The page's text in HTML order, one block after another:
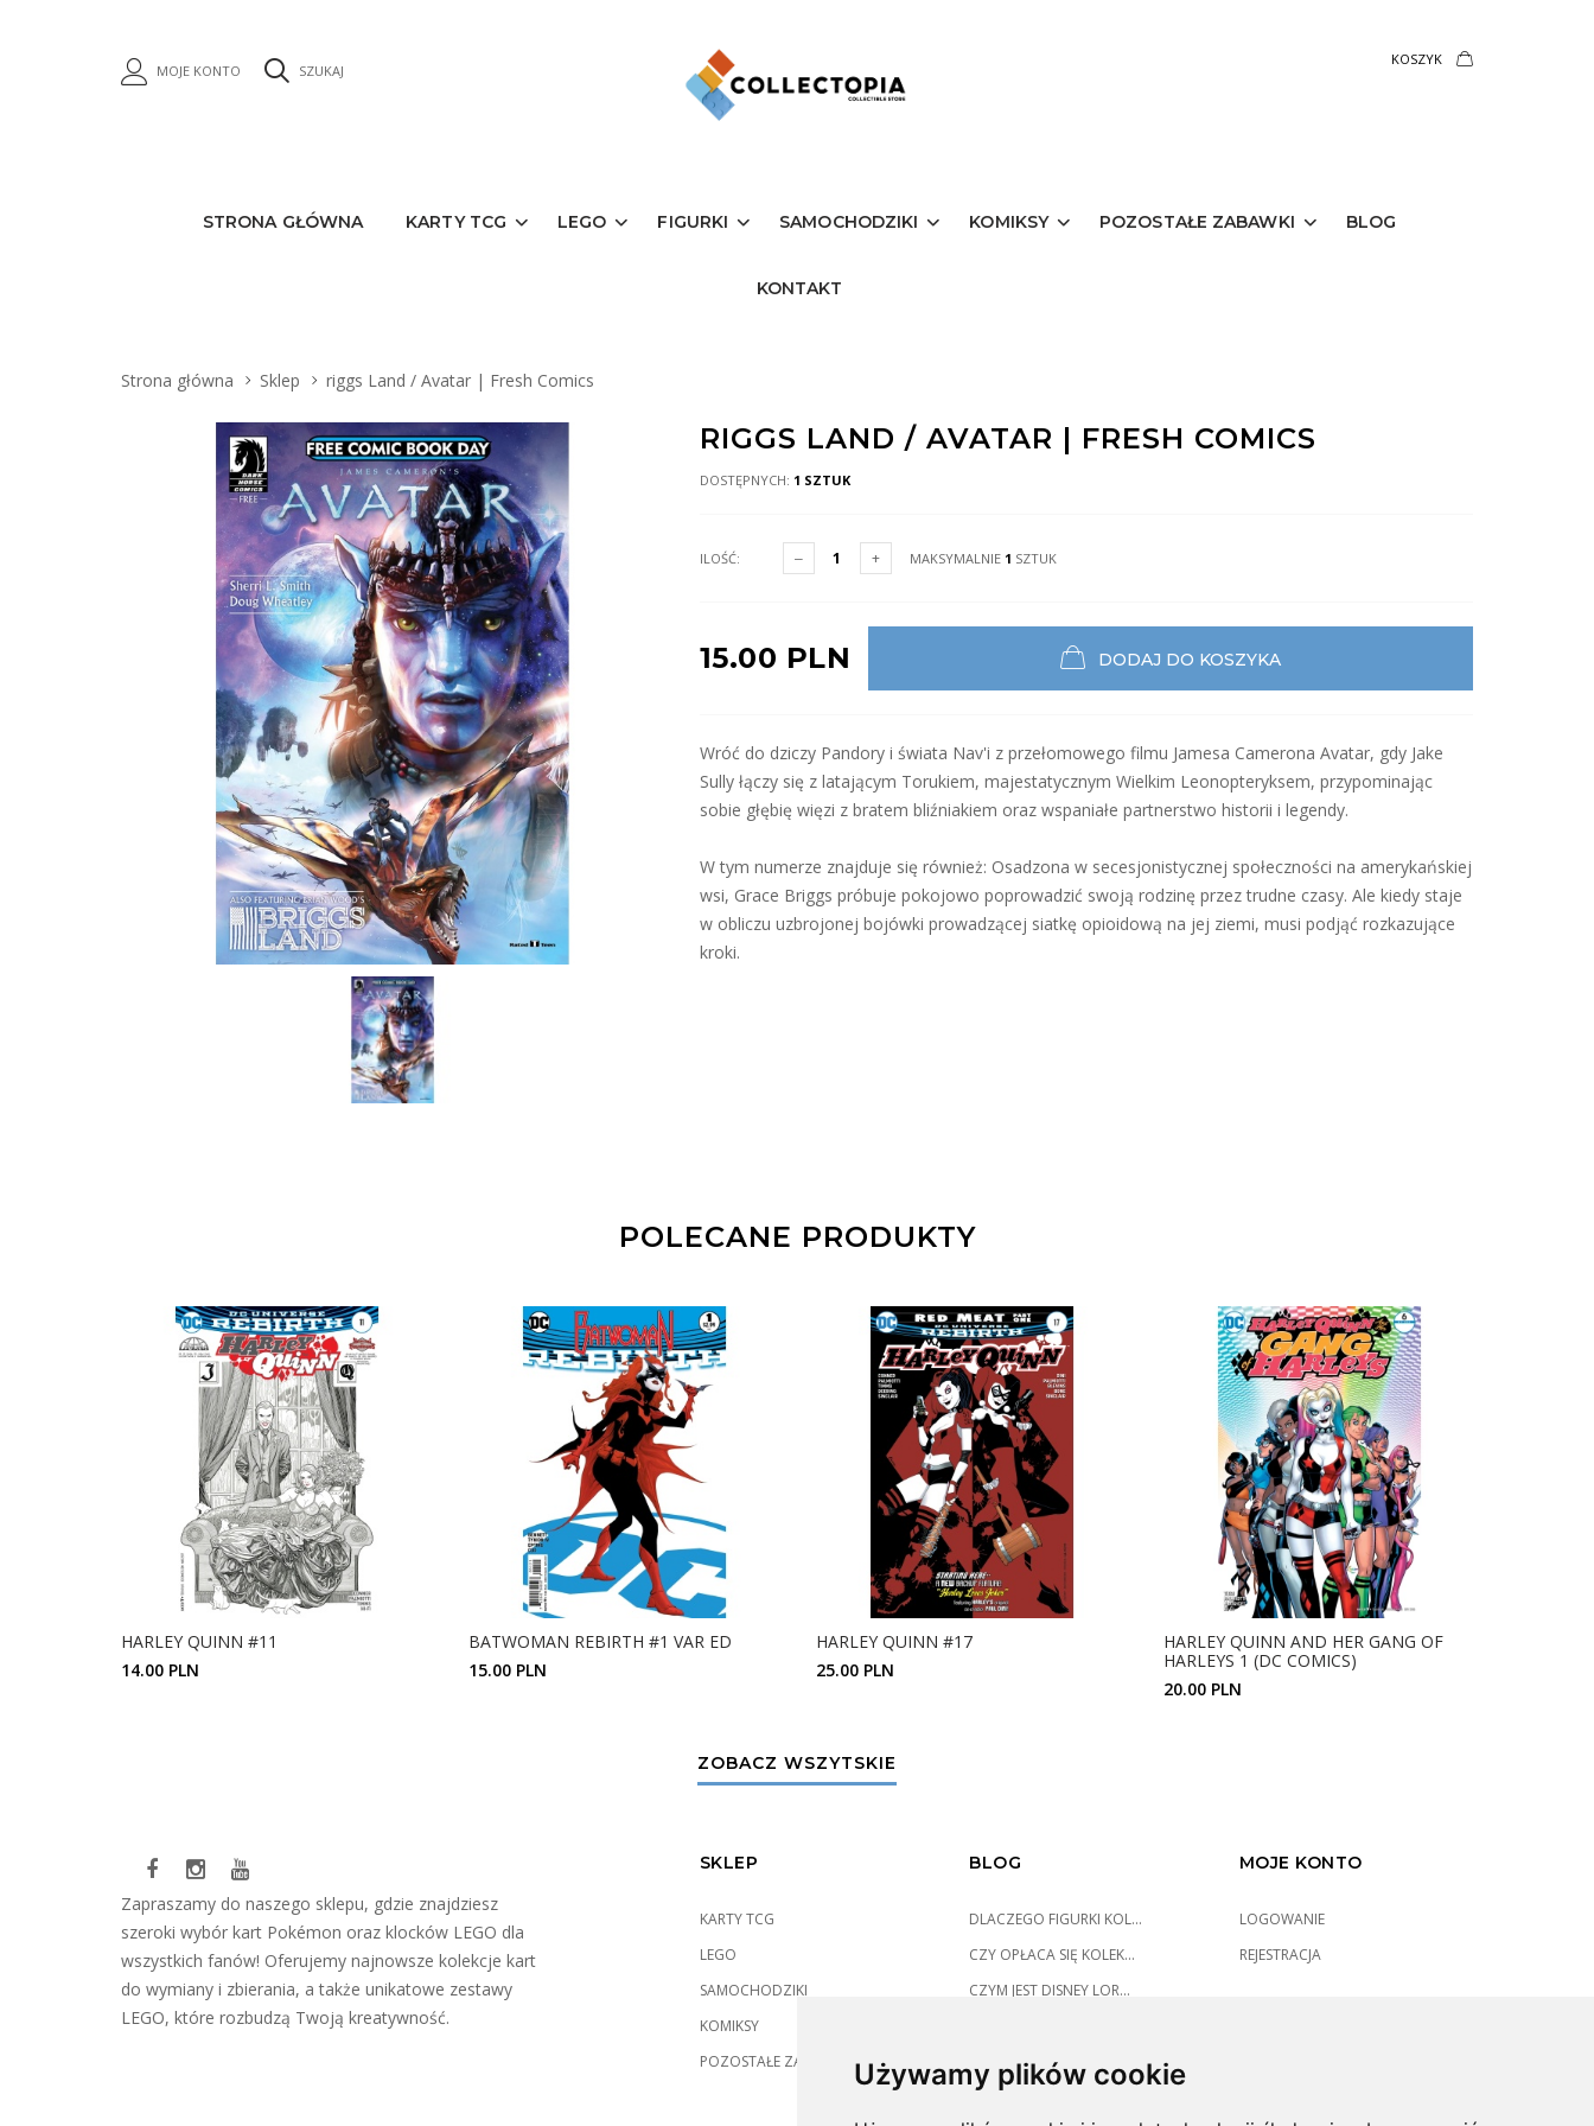
Używamy plików cookie
MOJE KONTO SZUKAJ
KOSZYK
STRONA GŁÓWNA KARTY TCG LEGO FIGURKI SAMOCHODZIKI KOMIKSY POZOSTAŁE ZABAWKI BLOG
KONTAKT
Strona główna Sklep riggs Land / Avatar | Fresh Comics
RIGGS LAND / AVATAR | FRESH COMICS
DOSTĘPNYCH: 1 SZTUK
ILOŚĆ: MAKSYMALNIE 1 SZTUK
15.00 PLN DODAJ DO KOSZYKA
Wróć do dziczy Pandory i świata Nav'i z przełomowego filmu Jamesa Camerona Avatar, gdy Jake
Sully łączy się z latającym Torukiem, majestatycznym Wielkim Leonopteryksem, przypominając
sobie głębię więzi z bratem bliźniakiem oraz wspaniałe partnerstwo historii i legendy.
W tym numerze znajduje się również: Osadzona w secesjonistycznej społeczności na amerykańskiej
wsi, Grace Briggs próbuje pokojowo poprowadzić swoją rodzinę przez trudne czasy. Ale kiedy staje
w obliczu uzbrojonej bojówki prowadzącej siatkę opioidową na jej ziemi, musi podjąć rozkazujące
kroki.
POLECANE PRODUKTY
HARLEY QUINN #11
14.00 PLN
BATWOMAN REBIRTH #1 VAR ED
15.00 PLN
HARLEY QUINN #17
25.00 PLN
HARLEY QUINN AND HER GANG OF
HARLEYS 1 (DC COMICS)
20.00 PLN
ZOBACZ WSZYTSKIE
Zapraszamy do naszego sklepu, gdzie znajdziesz
szeroki wybór kart Pokémon oraz klocków LEGO dla
wszystkich fanów! Oferujemy najnowsze kolekcje kart
do wymiany i zbierania, a także unikatowe zestawy
LEGO, które rozbudzą Twoją kreatywność.
SKLEP
KARTY TCG
LEGO
SAMOCHODZIKI
KOMIKSY
POZOSTAŁE ZABAWKI
BLOG
DLACZEGO FIGURKI KOL...
CZY OPŁACA SIĘ KOLEK...
CZYM JEST DISNEY LOR...
MOJE KONTO
LOGOWANIE
REJESTRACJA